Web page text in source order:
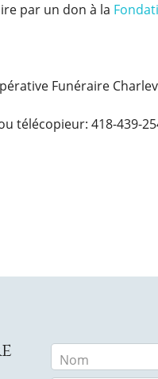
par un don à la
Funéraire
télécopieur: 418-439-
Nom